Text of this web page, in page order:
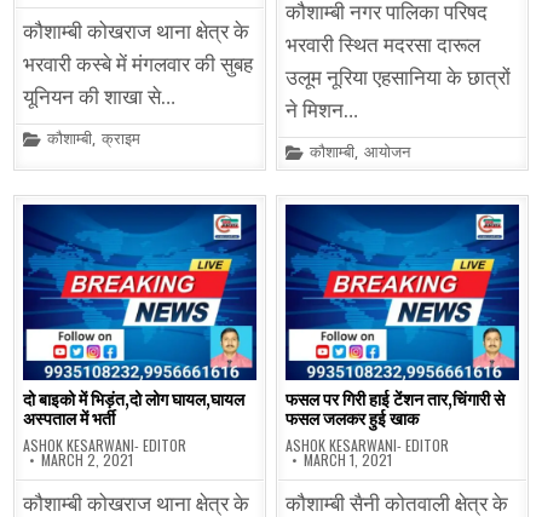
कौशाम्बी कोखराज थाना क्षेत्र के
भरवारी कस्बे में मंगलवार की सुबह
यूनियन की शाखा से…
Posted
कौशाम्बी,क्राइम
कौशाम्बी नगर पालिका परिषद
भरवारी स्थित मदरसा दारूल
उलूम नूरिया एहसानिया के छात्रों
ने मिशन…
Posted
in
कौशाम्बी,आयोजन
दो बाइको में भिड़ंत,दो लोग घायल,घायल
अस्पताल में भर्ती
ASHOK KESARWANI- EDITOR
MARCH 2, 2021
कौशाम्बी कोखराज थाना क्षेत्र के
फसल पर गिरी हाई टेंशन तार,चिंगारी से
फसल जलकर हुई खाक
ASHOK KESARWANI- EDITOR
MARCH 1, 2021
कौशाम्बी सैनी कोतवाली क्षेत्र के